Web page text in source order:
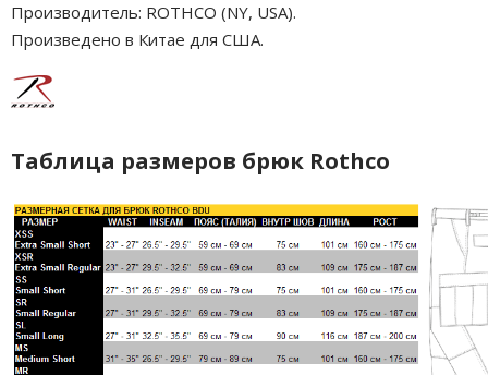
Производитель: ROTHCO (NY, USA).
Произведено в Китае для США.
Таблица размеров брюк Rothco